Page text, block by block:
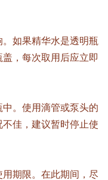
如果精华水是透明瓶
，每次取用后应立即
。使用滴管或泵头的
佳，建议暂时停止使
期限。在此期间，尽